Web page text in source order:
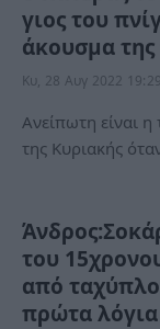
γιος του
άκουσμα της
Κυ, 28 Αυγ 2022 19:29
Ανείπωτη είναι
της Κυριακής
του
από
πρώτα